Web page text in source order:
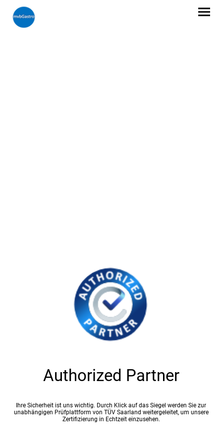
Authorized Partner
Ihre Sicherheit ist uns wichtig. Durch Klick auf das Siegel werden Sie zur
unabhängigen Prüfplattform von TÜV Saarland weitergeleitet, um unsere
Zertifizierung in Echtzeit einzusehen.